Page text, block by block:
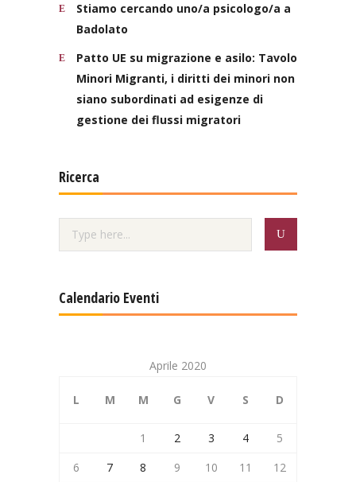
Stiamo cercando uno/a psicologo/a a
Badolato
Patto UE su migrazione e asilo: Tavolo
Minori Migranti, i diritti dei minori non
siano subordinati ad esigenze di
gestione dei flussi migratori
Ricerca
Calendario Eventi
Aprile 2020
L M M G V S D
1 2 3 4
5
6
7 8 9 10 11
12